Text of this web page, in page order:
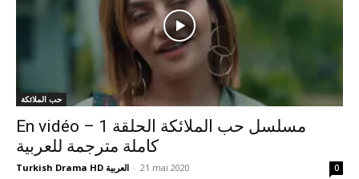
حب الملائكة
En vidéo – مسلسل حب الملائكة الحلقة 1
كاملة مترجمة للعربية
Turkish Drama HD العربية - 21 mai 2020 0